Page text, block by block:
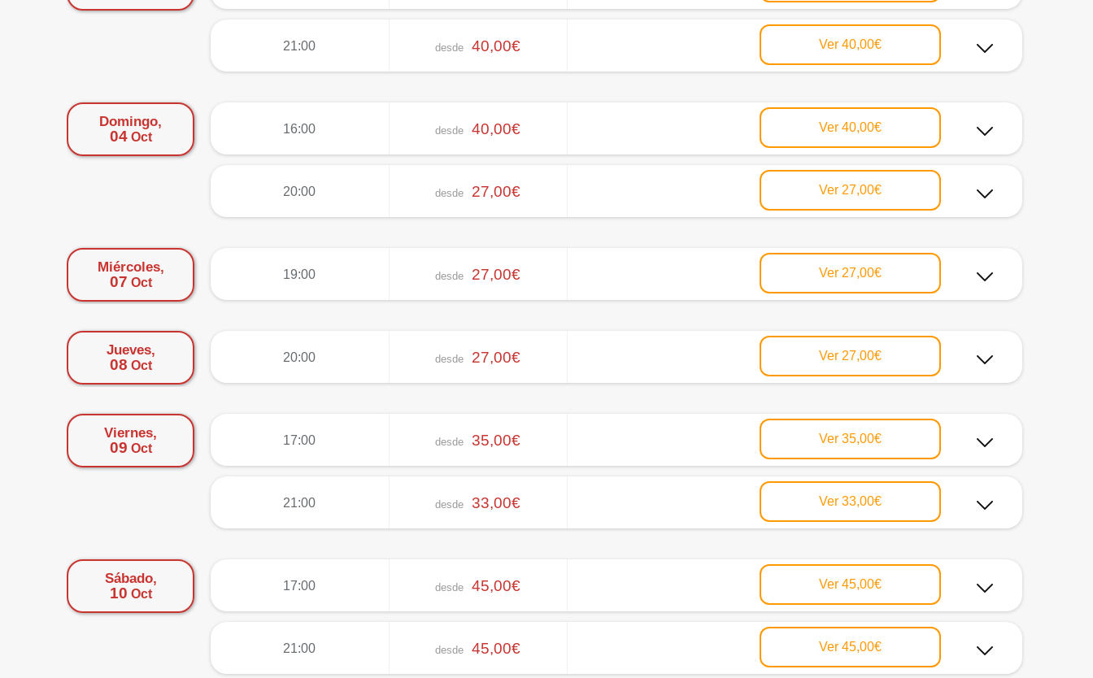
21:00 desde 40,00€ Ver 40,00€
Domingo,
04Oct
16:00 desde 40,00€ Ver 40,00€
20:00 desde 27,00€ Ver 27,00€
Miércoles,
07 Oct
19:00 desde 27,00€ Ver 27,00€
Jueves,
08 Oct
20:00 desde 27,00€ Ver 27,00€
Viernes,
09 Oct
17:00 desde 35,00€ Ver 35,00€
21:00 desde 33,00€ Ver 33,00€
Sábado,
10 Oct
17:00 desde 45,00€ Ver 45,00€
21:00 desde 45,00€ Ver 45,00€